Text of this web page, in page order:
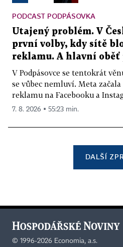
PODCAST PODPÁSOVKA
Utajený problém. V
první volby, kdy sítě
reklamu. A hlavní oběť
V Podpásovce se tentokrát
se vůbec nemluví. Meta
reklamu na Facebooku a
7. 8. 2026 ▪ 55:23 min.
DALŠÍ
© 1996-2026 Economia, a.s.